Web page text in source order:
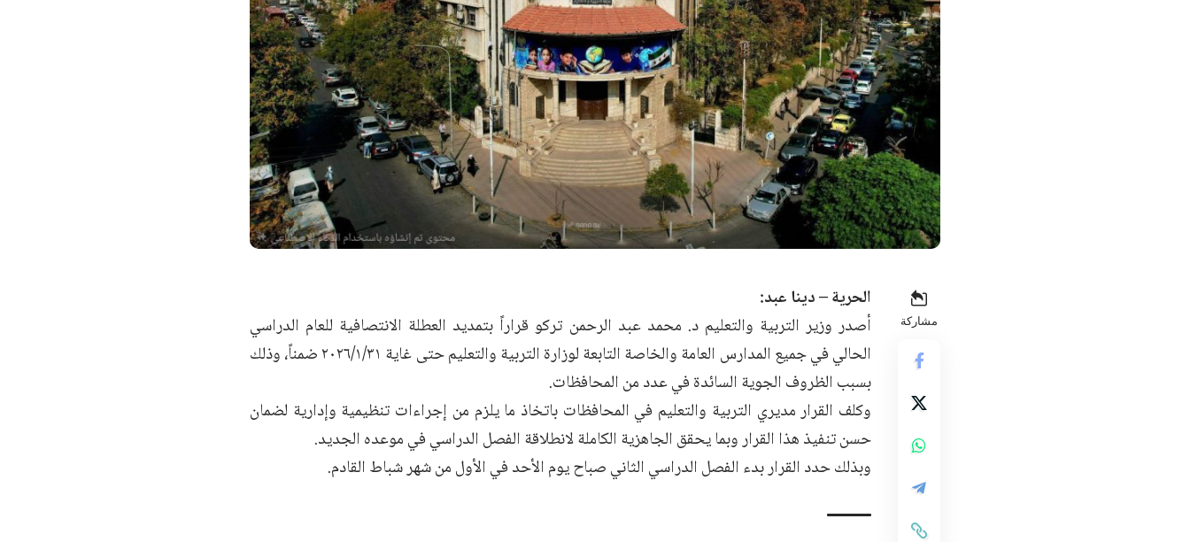
مشاركة
الحرية – دينا عبد:
أصدر وزير التربية والتعليم د. محمد عبد الرحمن تركو قراراً بتمديد العطلة الانتصافية للعام الدراسي
الحالي في جميع المدارس العامة والخاصة التابعة لوزارة التربية والتعليم حتى غاية ٢٠٢٦/١/٣١ ضمناً، وذلك
بسبب الظروف الجوية السائدة في عدد من المحافظات.
وكلف القرار مديري التربية والتعليم في المحافظات باتخاذ ما يلزم من إجراءات تنظيمية وإدارية لضمان
حسن تنفيذ هذا القرار وبما يحقق الجاهزية الكاملة لانطلاقة الفصل الدراسي في موعده الجديد.
وبذلك حدد القرار بدء الفصل الدراسي الثاني صباح يوم الأحد في الأول من شهر شباط القادم.